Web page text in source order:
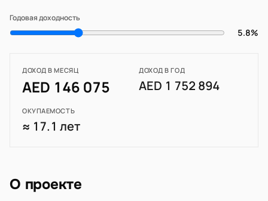
Годовая доходность
5.8%
ДОХОД В МЕСЯЦ
AED 146 075
ДОХОД В ГОД
AED 1 752 894
ОКУПАЕМОСТЬ
≈ 17.1 лет
О проекте